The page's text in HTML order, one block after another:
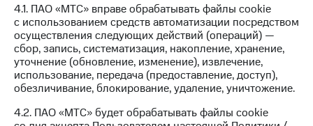
Оплата
интернета
и
ТВ
Переводы
с
телефона
на карту
4.1. ПАО «МТС» вправе обрабатывать файлы cookie
с использованием средств автоматизации посредством
осуществления следующих действий (операций) —
сбор, запись, систематизация, накопление, хранение,
уточнение (обновление, изменение), извлечение,
использование, передача (предоставление, доступ),
обезличивание, блокирование, удаление, уничтожение.
4.2. ПАО «МТС» будет обрабатывать файлы cookie